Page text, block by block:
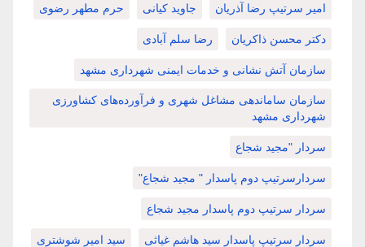
امیر سرتیپ رضا آذریان جاوید کیانی حرم مطهر رضوی
دکتر محسن ذاکریان رضا سلم آبادی
سازمان آتش نشانی و خدمات ایمنی شهرداری مشهد
سازمان ساماندهی مشاغل شهری و فرآورده‌های کشاورزی
شهرداری مشهد
سردار "مجید شجاع
سردارسرتیپ دوم پاسدار " مجید شجاع"
سردار سرتیپ دوم پاسدار مجید شجاع
سردار سرتیپ پاسدار سید هاشم غیاثی سید امیر شوشتری